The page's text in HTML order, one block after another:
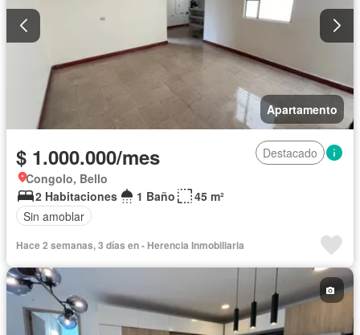
Apartamento
$ 1.000.000/mes
Destacado
Congolo, Bello
2 Habitaciones
1 Baño
45 m²
Sin amoblar
Hace 2 semanas, 3 días en - Herencia Inmobiliaria